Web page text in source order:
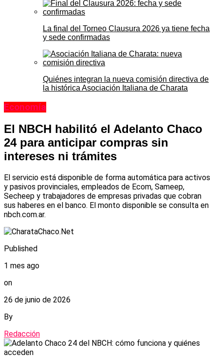
La final del Torneo Clausura 2026 ya tiene fecha
y sede confirmadas
Quiénes integran la nueva comisión directiva de
la histórica Asociación Italiana de Charata
Economía
El NBCH habilitó el Adelanto Chaco
24 para anticipar compras sin
intereses ni trámites
El servicio está disponible de forma automática para activos
y pasivos provinciales, empleados de Ecom, Sameep,
Secheep y trabajadores de empresas privadas que cobran
sus haberes en el banco. El monto disponible se consulta en
nbch.com.ar.
Published
1 mes ago
on
26 de junio de 2026
By
Redacción